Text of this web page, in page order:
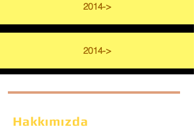
2014->
2014->
Hakkımızda